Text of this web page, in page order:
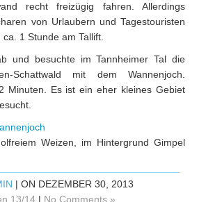
recht freizügig fahren. Allerdings
von Urlaubern und Tagestouristen
1 Stunde am Tallift.
und besuchte im Tannheimer Tal die
Schattwald mit dem Wannenjoch.
Minuten. Es ist ein eher kleines Gebiet
Weizen, im Hintergrund Gimpel
| ON DEZEMBER 30, 2013
13/14 | No Comments »